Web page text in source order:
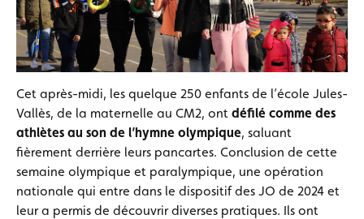
Cet après-midi, les quelque 250 enfants de l’école Jules-
Vallès, de la maternelle au CM2, ont défilé comme des
athlètes au son de l’hymne olympique, saluant
fièrement derrière leurs pancartes. Conclusion de cette
semaine olympique et paralympique, une opération
nationale qui entre dans le dispositif des JO de 2024 et
leur a permis de découvrir diverses pratiques. Ils ont